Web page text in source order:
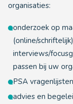
organisaties:
onderzoek op
(online/
interviews/
passen bij uw
PSA
advies en